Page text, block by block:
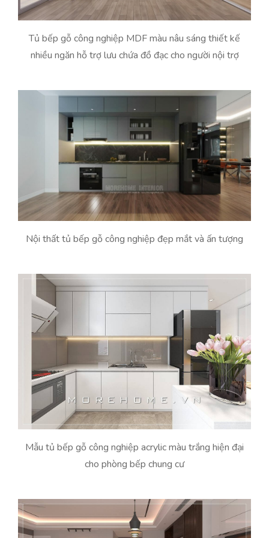
Tủ bếp gỗ công nghiệp MDF màu nâu sáng thiết kế
nhiều ngăn hỗ trợ lưu chứa đồ đạc cho người nội trợ
Nội thất tủ bếp gỗ công nghiệp đẹp mắt và ấn tượng
Mẫu tủ bếp gỗ công nghiệp acrylic màu trắng hiện đại
cho phòng bếp chung cư